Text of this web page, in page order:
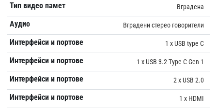
Тип видео памет Вградена
Аудио Вградени стерео говорители
Интерфейси и портове 1 x USB type C
Интерфейси и портове 1 x USB 3.2 Type C Gen 1
Интерфейси и портове 2 x USB 2.0
Интерфейси и портове 1 x HDMI